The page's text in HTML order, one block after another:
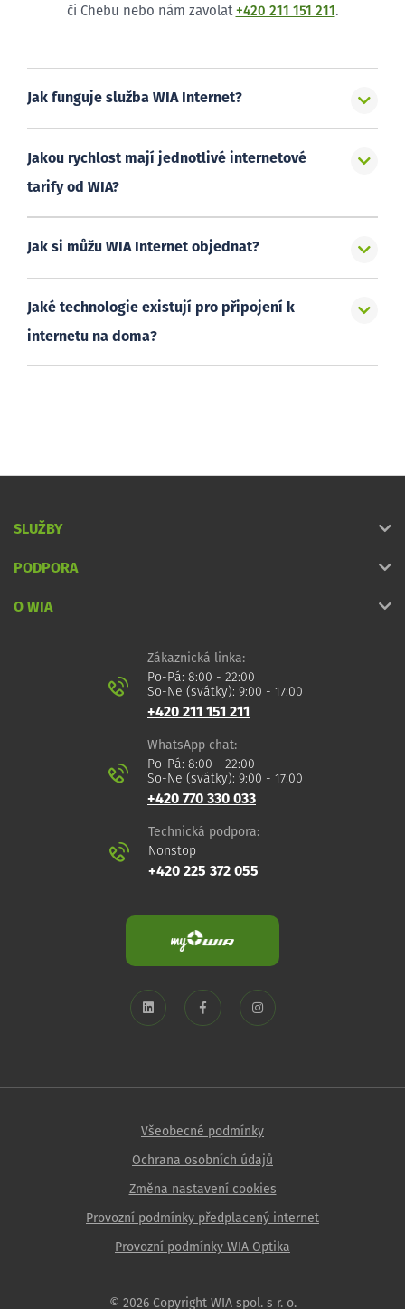
či Chebu nebo nám zavolat +420 211 151 211 .
Jak funguje služba WIA Internet?
Jakou rychlost mají jednotlivé internetové
tarify od WIA?
Jak si můžu WIA Internet objednat?
Jaké technologie existují pro připojení k
internetu na doma?
SLUŽBY
PODPORA
O WIA
Zákaznická linka:
Po-Pá: 8:00 - 22:00
So-Ne (svátky): 9:00 - 17:00
+420 211 151 211
WhatsApp chat:
Po-Pá: 8:00 - 22:00
So-Ne (svátky): 9:00 - 17:00
+420 770 330 033
Technická podpora:
Nonstop
+420 225 372 055
Všeobecné podmínky
Ochrana osobních údajů
Změna nastavení cookies
Provozní podmínky předplacený internet
Provozní podmínky WIA Optika
© 2026 Copyright WIA spol. s r. o.